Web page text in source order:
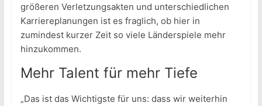
größeren Verletzungsakten und unterschiedlichen
Karriereplanungen ist es fraglich, ob hier in
zumindest kurzer Zeit so viele Länderspiele mehr
hinzukommen.
Mehr Talent für mehr Tiefe
„Das ist das Wichtigste für uns: dass wir weiterhin